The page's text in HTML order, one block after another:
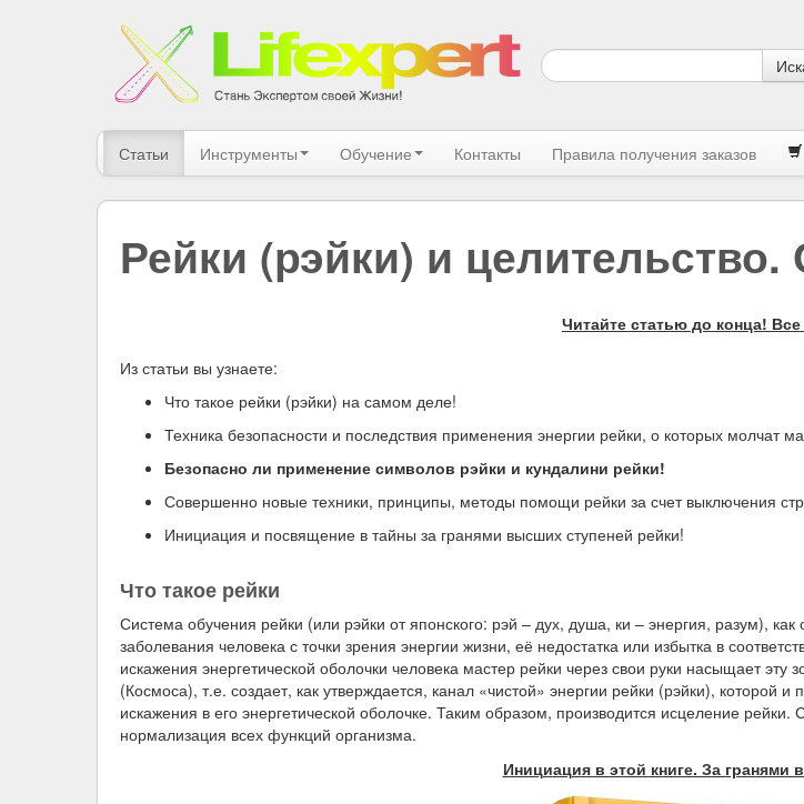
Статьи Инструменты Обучение Контакты Правила получения заказов
Рейки (рэйки) и
Читайте статью до конца!
Из статьи вы узнаете:
Что такое рейки (рэйки) на самом деле!
Техника безопасности и последствия применения энергии рейки, о которых молчат
Безопасно ли применение символов рэйки и кундалини рейки!
Совершенно новые техники, принципы, методы помощи рейки за счет выключения
Инициация и посвящение в тайны за гранями высших ступеней рейки!
Что такое рейки
Система обучения рейки (или рэйки от японского: рэй – дух, душа, ки – энергия, разум),
заболевания человека с точки зрения энергии жизни, её недостатка или избытка в
искажения энергетической оболочки человека мастер рейки через свои руки насыщает
(Космоса), т.е. создает, как утверждается, канал «чистой» энергии рейки (рэйки),
искажения в его энергетической оболочке. Таким образом, производится исцеление
нормализация всех функций организма.
Инициация в этой книге. За гранями